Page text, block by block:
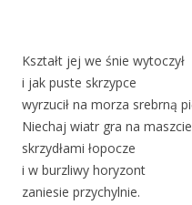
Kształt jej we śnie wytoczył
i jak puste skrzypce
wyrzucił na morza srebrną
Niechaj wiatr gra na maszcie
skrzydłami łopocze
i w burzliwy horyzont
zaniesie przychylnie.